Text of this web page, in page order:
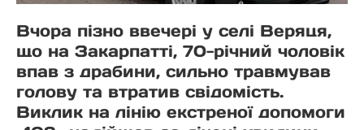
Вчора пізно ввечері у селі Веряця,
що на Закарпатті, 70-річний чоловік
впав з драбини, сильно травмував
голову та втратив свідомість.
Виклик на лінію екстреної допомоги